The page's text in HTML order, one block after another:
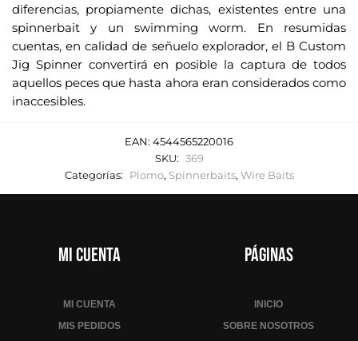
diferencias, propiamente dichas, existentes entre una
spinnerbait y un swimming worm. En resumidas
cuentas, en calidad de señuelo explorador, el B Custom
Jig Spinner convertirá en posible la captura de todos
aquellos peces que hasta ahora eran considerados como
inaccesibles.
EAN: 4544565220016
SKU: 369
Categorías:
Plomo, Spinnerbaits, Wire Baits
Mi cuenta
MI CUENTA
MIS PEDIDOS
Páginas
INICIO
SOBRE NOSOTROS